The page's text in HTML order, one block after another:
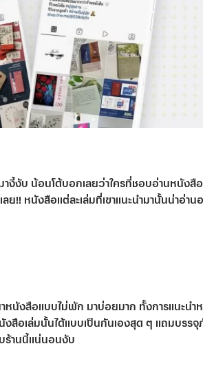
างี้งับ น้อนโด้บอกเลยว่าใครที่ชอบอ่านหนัง
หนังสือแต่ละเล่มที่เขาแนะนำมานั้นน่าอ่า
หนังสือแบบไม่พัก มาบ่อยมาก ทั้งการแนะน
สือเล่มนั้นได้แบบเป็นกันเองสุด ๆ แถมบร
านนี้แน่นอนงับ